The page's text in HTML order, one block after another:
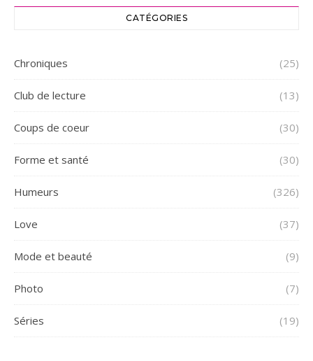
CATÉGORIES
Chroniques (25)
Club de lecture (13)
Coups de coeur (30)
Forme et santé (30)
Humeurs (326)
Love (37)
Mode et beauté (9)
Photo (7)
Séries (19)